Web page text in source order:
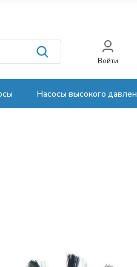
Войти
Насосы высокого